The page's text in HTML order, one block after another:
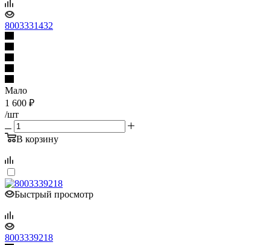
8003331432
Мало
1 600 ₽
/шт
В корзину
Быстрый просмотр
8003339218